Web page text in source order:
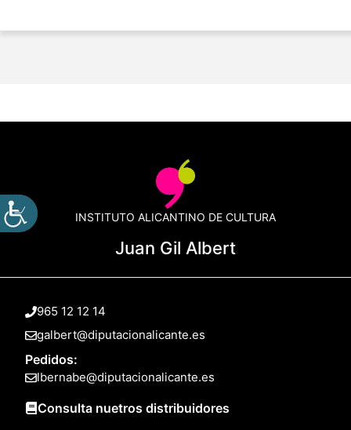
INSTITUTO ALICANTINO DE CULTURA
Juan Gil Albert
965 12 12 14
galbert@diputacionalicante.es
Pedidos:
lbernabe@diputacionalicante.es
Consulta nuetros distribuidores